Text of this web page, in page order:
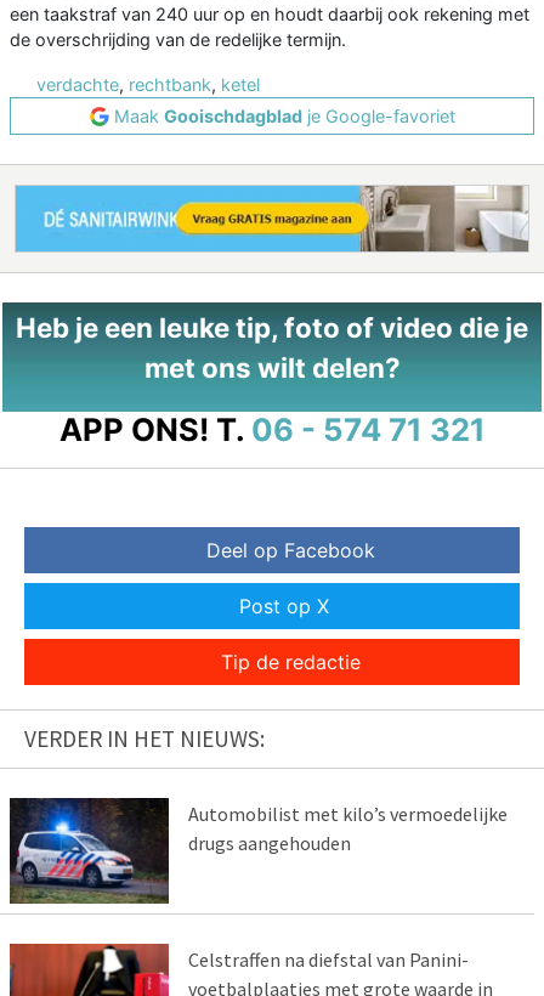
een taakstraf van 240 uur op en houdt daarbij ook rekening met
de overschrijding van de redelijke termijn.
verdachte, rechtbank, ketel
Maak Gooischdagbladje Google-favoriet
Heb je een leuke tip, foto of video die je
met ons wilt delen?
APP ONS! T. 06 - 574 71 321
Deel op Facebook
Post op X
Tip de redactie
VERDER IN HET NIEUWS:
Automobilist met kilo’s vermoedelijke
drugs aangehouden
Celstraffen na diefstal van Panini-
voetbalplaatjes met grote waarde in